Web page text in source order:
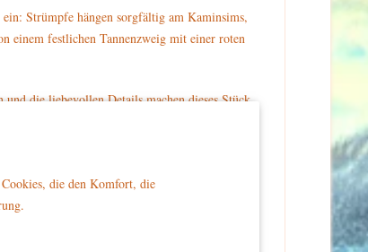
Strümpfe hängen sorgfältig am Kaminsims,
einem festlichen Tannenzweig mit einer roten
die liebevollen Details machen dieses Stück
um die Magie der Weihnachtszeit mit
Sammlerstücks.
die den Komfort, die